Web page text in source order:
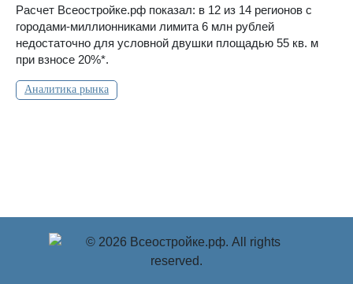
Расчет Всеостройке.рф показал: в 12 из 14 регионов с
городами-миллионниками лимита 6 млн рублей
недостаточно для условной двушки площадью 55 кв. м
при взносе 20%*.
Аналитика рынка